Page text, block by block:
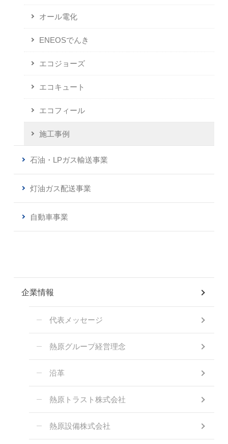
オール電化
ENEOSでんき
エコジョーズ
エコキュート
エコフィール
施工事例
石油・LPガス輸送事業
灯油ガス配送事業
自動車事業
企業情報
代表メッセージ
熱原グループ経営理念
沿革
熱原トラスト株式会社
熱原設備株式会社